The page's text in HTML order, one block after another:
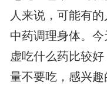
人来说，可能有
中药调理身体。
虚吃什么药比较
量不要吃，感兴趣